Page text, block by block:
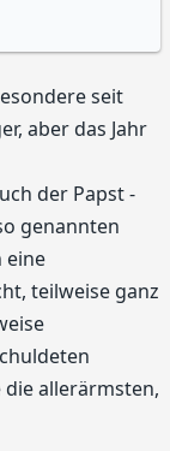
seit
aber das Jahr
der Papst -
genannten
eine
teilweise ganz
allerärmsten,